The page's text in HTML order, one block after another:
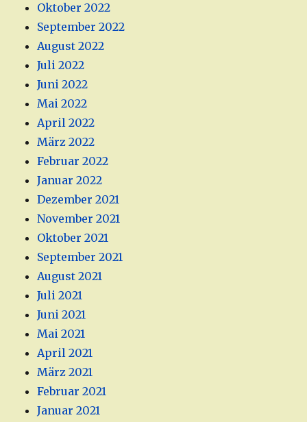
Oktober 2022
September 2022
August 2022
Juli 2022
Juni 2022
Mai 2022
April 2022
März 2022
Februar 2022
Januar 2022
Dezember 2021
November 2021
Oktober 2021
September 2021
August 2021
Juli 2021
Juni 2021
Mai 2021
April 2021
März 2021
Februar 2021
Januar 2021